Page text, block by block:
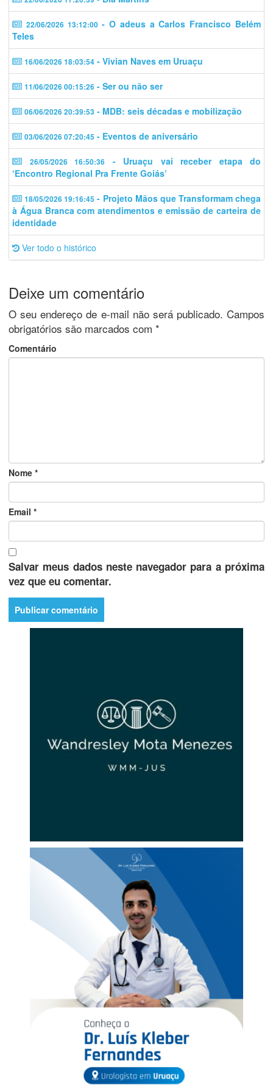
22/06/2026 13:12:00- O adeus a Carlos Francisco Belém
Teles
16/06/2026 18:03:54 - Vivian Naves em Uruaçu
11/06/2026 00:15:26 - Ser ou não ser
06/06/2026 20:39:53 - MDB: seis décadas e mobilização
03/06/2026 07:20:45 - Eventos de aniversário
26/05/2026 16:50:36
- Uruaçu vai receber etapa do
‘Encontro Regional Pra Frente Goiás’
18/05/2026 19:16:45 - Projeto Mãos que Transformam chega
à Água Branca com atendimentos e emissão de carteira de
identidade
Ver todo o histórico
Deixe um comentário
O seu endereço de e-mail não será publicado. Campos
obrigatórios são marcados com *
Comentário
Nome *
Email *
Salvar meus dados neste navegador para a próxima
vez que eu comentar.